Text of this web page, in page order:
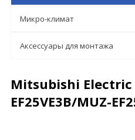
Микро-климат
Аксессуары для монтажа
Mitsubishi Electric
EF25VE3B/MUZ-